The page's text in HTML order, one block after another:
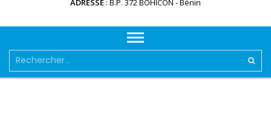
ADRESSE B.P. 372 BOHICON - Bénin
Rechercher :